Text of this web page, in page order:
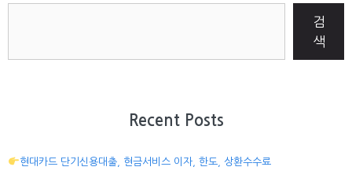
검
색
Recent Posts
현대카드 단기신용대출, 현금서비스 이자, 한도, 상환수수료